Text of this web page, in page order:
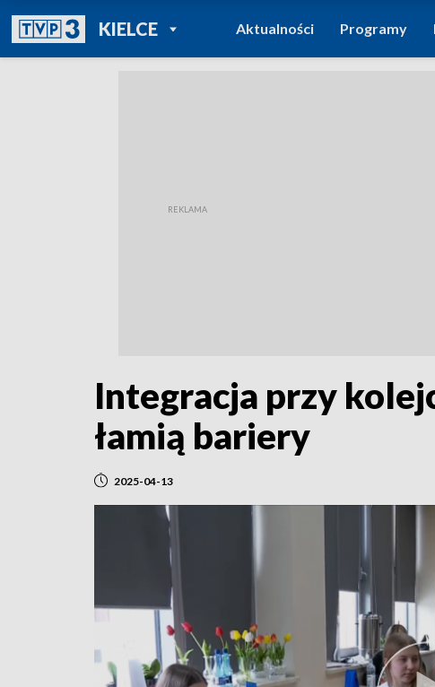
KIELCEPOWRÓT DO
TVP REGIONY
Aktualności Programy
Integracja przy
łamią bariery
2025-04-13